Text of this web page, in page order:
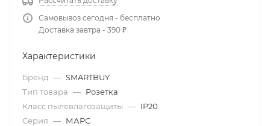
Самовывоз сегодня - бесплатно
Доставка завтра - 390 ₽
Характеристики
Бренд — SMARTBUY
Тип товара — Розетка
Класс пылевлагозащиты — IP20
Серия — МАРС